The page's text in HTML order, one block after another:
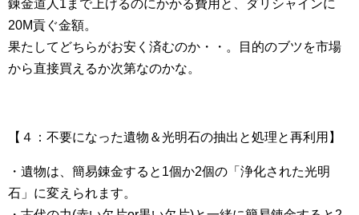
錬金道人1まで上げるのにかかる費用と、ダリシャインに
20M貢ぐ金額。
果たしてどちらがお安く済むのか・・。目的のブツを市場
から直接買えるか次第なのかな。
【４：不要になった遺物＆光明石の抽出と処理と再利用】
・遺物は、簡易錬金すると1個か2個の「浄化された光明
石」に変えられます。